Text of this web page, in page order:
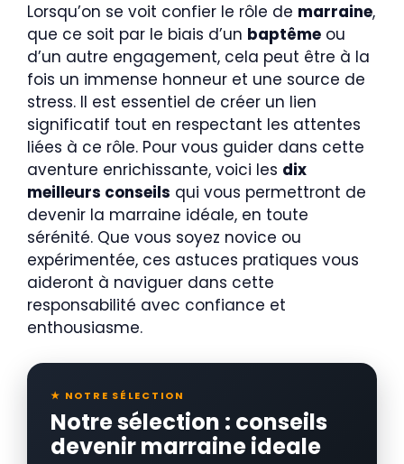
Lorsqu’on se voit confier le rôle de marraine,
que ce soit par le biais d’un baptême ou
d’un autre engagement, cela peut être à la
fois un immense honneur et une source de
stress. Il est essentiel de créer un lien
significatif tout en respectant les attentes
liées à ce rôle. Pour vous guider dans cette
aventure enrichissante, voici les dix
meilleurs conseils qui vous permettront de
devenir la marraine idéale, en toute
sérénité. Que vous soyez novice ou
expérimentée, ces astuces pratiques vous
aideront à naviguer dans cette
responsabilité avec confiance et
enthousiasme.
★ NOTRE SÉLECTION
Notre sélection : conseils
devenir marraine ideale